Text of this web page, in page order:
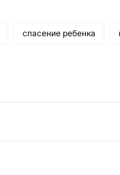
спасение ребенка